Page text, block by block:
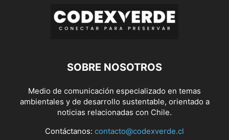
SOBRE NOSOTROS
Medio de comunicación especializado en temas
ambientales y de desarrollo sustentable, orientado a
noticias relacionadas con Chile.
Contáctanos: contacto@codexverde.cl